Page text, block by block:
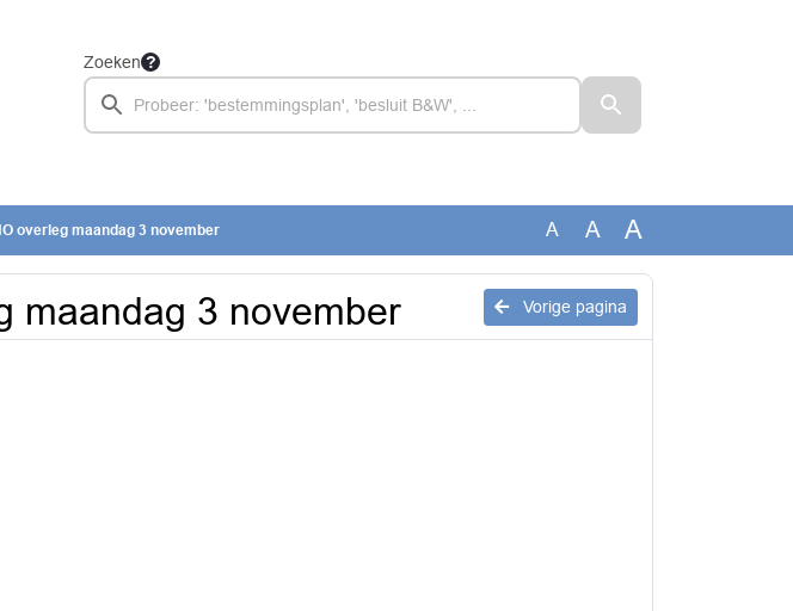
Zoeken
overleg maandag 3 november A A A
Vorige pagina
maandag 3 november